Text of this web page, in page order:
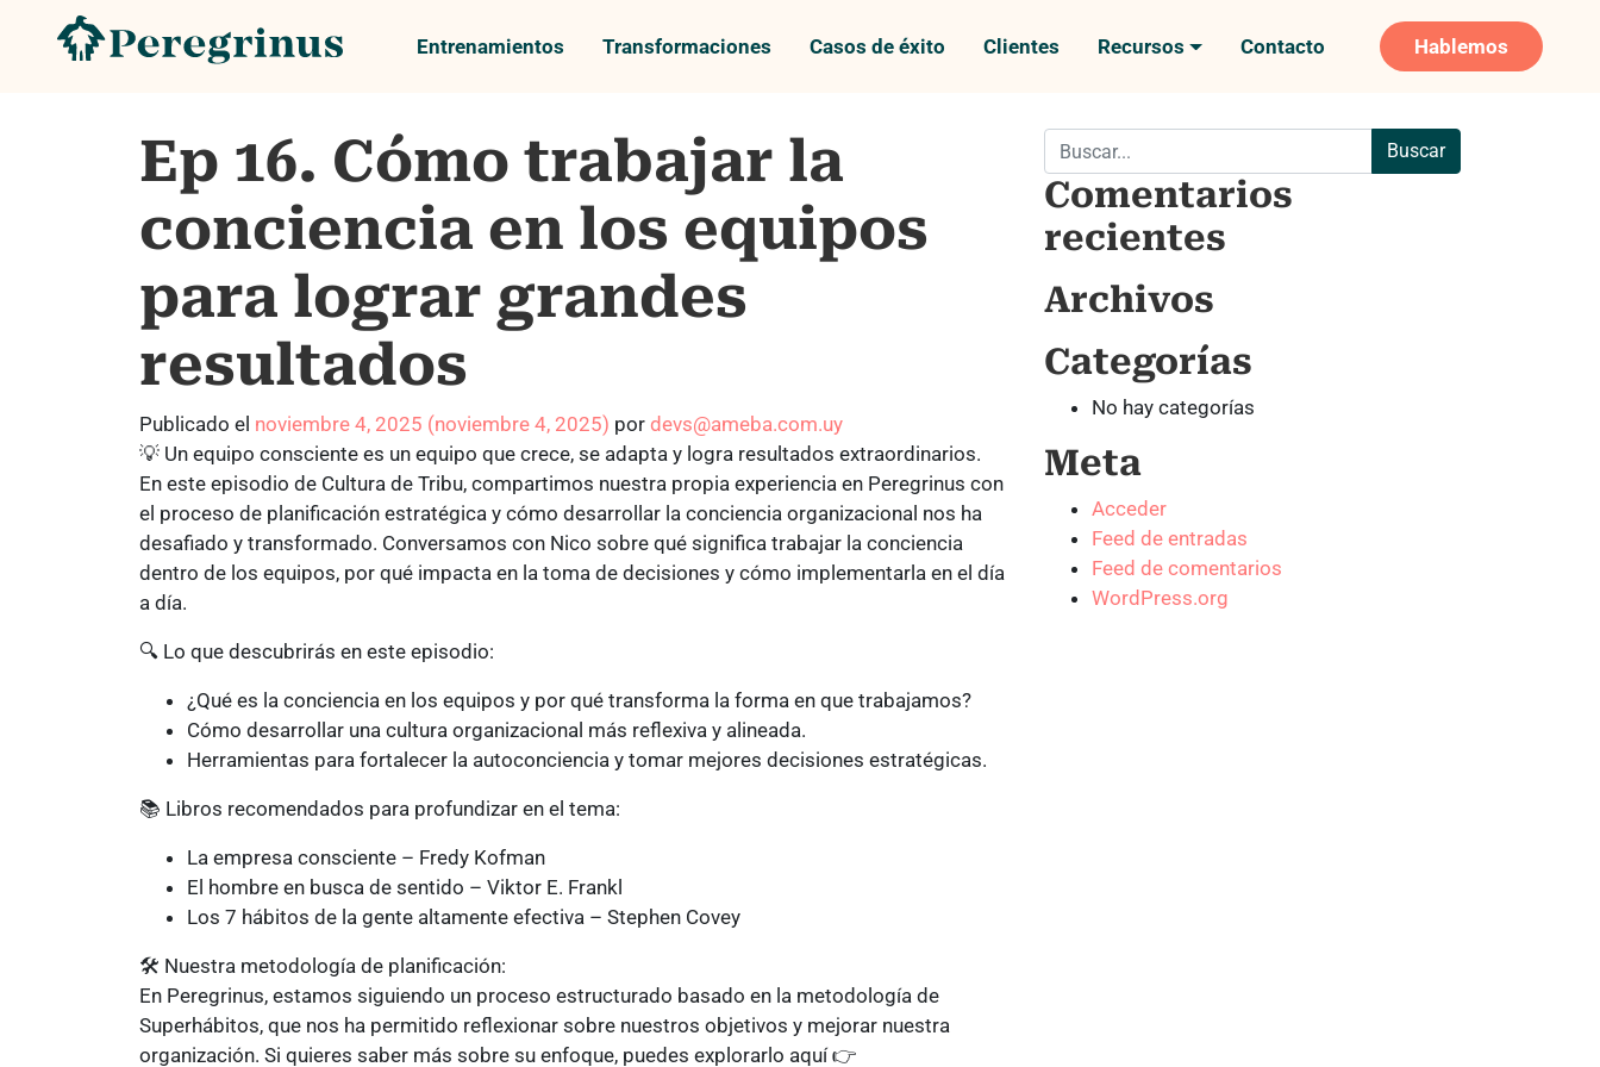
Entrenamientos
Transformaciones Casos de éxito Clientes Recursos Contacto Hablemos
Ep 16. Cómo trabajar la
conciencia en los equipos
para lograr grandes
resultados
Publicado el noviembre 4, 2025 (noviembre 4, 2025) por devs@ameba.com.uy
💡 Un equipo consciente es un equipo que crece, se adapta y logra resultados extraordinarios.
En este episodio de Cultura de Tribu, compartimos nuestra propia experiencia en Peregrinus con
el proceso de planificación estratégica y cómo desarrollar la conciencia organizacional nos ha
desafiado y transformado. Conversamos con Nico sobre qué significa trabajar la conciencia
dentro de los equipos, por qué impacta en la toma de decisiones y cómo implementarla en el día
a día.
🔍 Lo que descubrirás en este episodio:
¿Qué es la conciencia en los equipos y por qué transforma la forma en que trabajamos?
Cómo desarrollar una cultura organizacional más reflexiva y alineada.
Herramientas para fortalecer la autoconciencia y tomar mejores decisiones estratégicas.
📚 Libros recomendados para profundizar en el tema:
La empresa consciente – Fredy Kofman
El hombre en busca de sentido – Viktor E. Frankl
Los 7 hábitos de la gente altamente efectiva – Stephen Covey
🛠 Nuestra metodología de planificación:
En Peregrinus, estamos siguiendo un proceso estructurado basado en la metodología de
Superhábitos, que nos ha permitido reflexionar sobre nuestros objetivos y mejorar nuestra
organización. Si quieres saber más sobre su enfoque, puedes explorarlo aquí 👉
Buscar:
Comentarios
recientes
Archivos
Categorías
No hay categorías
Meta
Acceder
Feed de entradas
Feed de comentarios
WordPress.org